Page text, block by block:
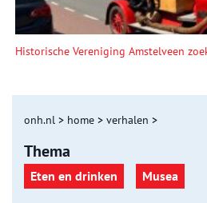
Historische Vereniging Amstelveen
onh.nl > home > verhalen >
Thema
Eten en drinken Musea